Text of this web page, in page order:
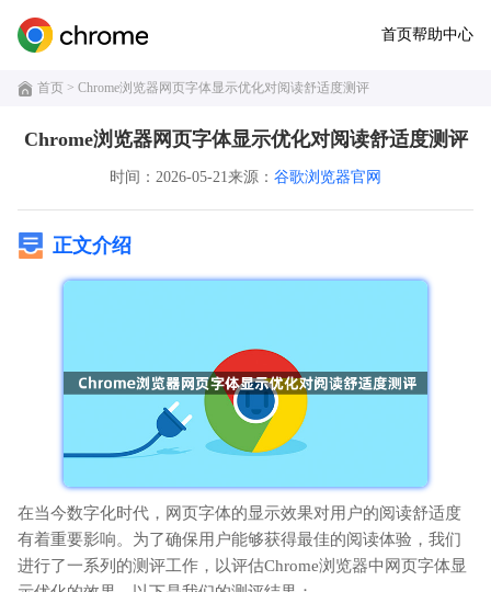
首页帮助中心
首页 > Chrome浏览器网页字体显示优化对阅读舒适度测评
Chrome浏览器网页字体显示优化对阅读舒适度测评
时间：2026-05-21来源： 谷歌浏览器官网
正文介绍
在当今数字化时代，网页字体的显示效果对用户的阅读舒适度
有着重要影响。为了确保用户能够获得最佳的阅读体验，我们
进行了一系列的测评工作，以评估Chrome浏览器中网页字体显